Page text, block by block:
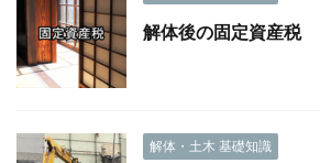
解体後の固定資産税
解体・土木 基礎知識